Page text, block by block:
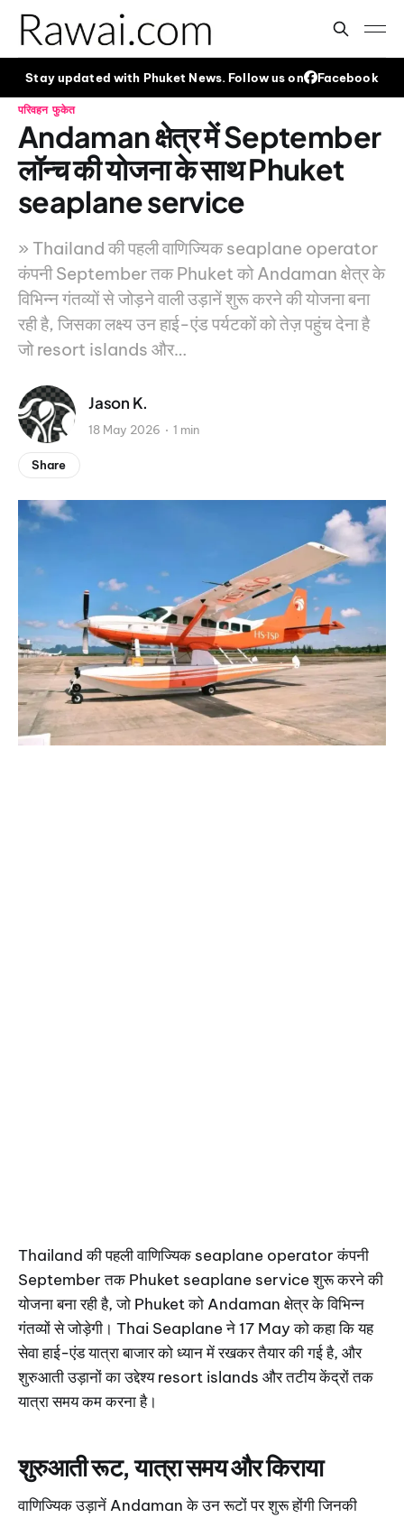
Stay updated with Phuket News. Follow us on Facebook
परिवहन फुकेत
Andaman क्षेत्र में September
लॉन्च की योजना के साथ Phuket
seaplane service
» Thailand की पहली वाणिज्यिक seaplane operator
कंपनी September तक Phuket को Andaman क्षेत्र के
विभिन्न गंतव्यों से जोड़ने वाली उड़ानें शुरू करने की योजना बना
रही है, जिसका लक्ष्य उन हाई-एंड पर्यटकों को तेज़ पहुंच देना है
जो resort islands और…
Jason K.
18 May 2026 1 min
Share
Thailand की पहली वाणिज्यिक seaplane operator कंपनी
September तक Phuket seaplane service शुरू करने की
योजना बना रही है, जो Phuket को Andaman क्षेत्र के विभिन्न
गंतव्यों से जोड़ेगी। Thai Seaplane ने 17 May को कहा कि यह
सेवा हाई-एंड यात्रा बाजार को ध्यान में रखकर तैयार की गई है, और
शुरुआती उड़ानों का उद्देश्य resort islands और तटीय केंद्रों तक
यात्रा समय कम करना है।
शुरुआती रूट, यात्रा समय और किराया
वाणिज्यिक उड़ानें Andaman के उन रूटों पर शुरू होंगी जिनकी